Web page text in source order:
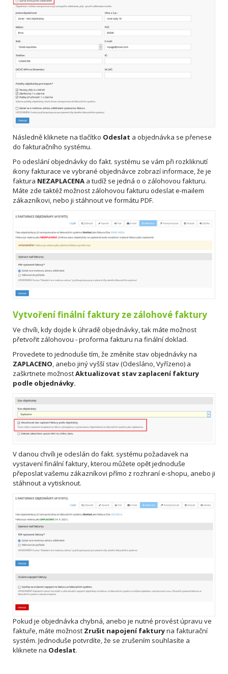
Následně kliknete na tlačítko Odeslat a objednávka se přenese
do fakturačního systému.
Po odeslání objednávky do fakt. systému se vám při rozkliknutí
ikony fakturace ve vybrané objednávce zobrazí informace, že je
faktura NEZAPLACENA a tudíž se jedná o o zálohovou fakturu.
Máte zde taktéž možnost zálohovou fakturu odeslat e-mailem
zákazníkovi, nebo ji stáhnout ve formátu PDF.
Vytvoření finální faktury ze zálohové faktury
Ve chvíli, kdy dojde k úhradě objednávky, tak máte možnost
přetvořit zálohovou - proforma fakturu na finální doklad.
Provedete to jednoduše tím, že změníte stav objednávky na
ZAPLACENO, anebo jiný vyšší stav (Odesláno, Vyřízeno) a
zaškrtnete možnostAktualizovat stav zaplacení faktury
podle objednávky.
V danou chvíli je odeslán do fakt. systému požadavek na
vystavení finální faktury, kterou můžete opět jednoduše
přeposlat vašemu zákazníkovi přímo z rozhraní e-shopu, anebo ji
stáhnout a vytisknout.
Pokud je objednávka chybná, anebo je nutné provést úpravu ve
faktuře, máte možnost Zrušit napojení fakturyna fakturační
systém. Jednoduše potvrdíte, že se zrušením souhlasíte a
kliknete na Odeslat.